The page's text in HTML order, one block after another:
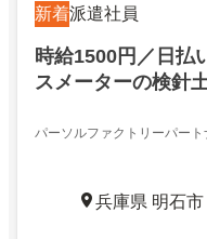
新着派遣社員
時給1500円／日払
スメーターの検針
パーソルファクトリーパー
兵庫県 明石